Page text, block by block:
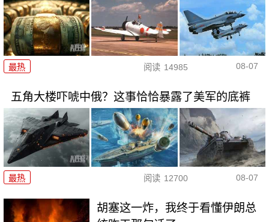
最热 阅读 14985 08-07
五角大楼吓唬中俄？这事恰恰暴露了美军的底裤
最热 阅读 12700 08-07
胡塞这一炸，我终于看懂伊朗总